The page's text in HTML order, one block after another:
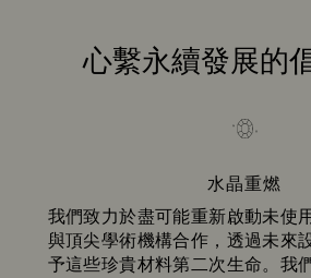
心繫永續發展的
水晶重燃
我們致力於盡可能重新啟動未使
與頂尖學術機構合作，透過未來
予這些珍貴材料第二次生命。我